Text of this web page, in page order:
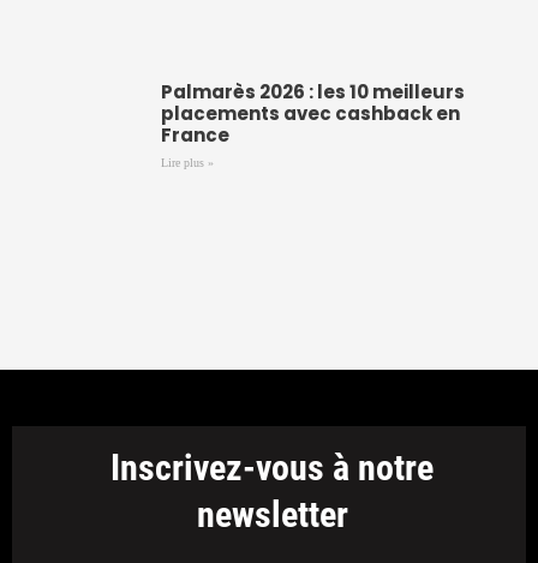
Palmarès 2026 : les 10 meilleurs
placements avec cashback en
France
Lire plus »